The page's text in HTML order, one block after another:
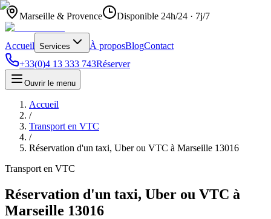
Marseille & Provence Disponible 24h/24 · 7j/7
Accueil Services À proposBlogContact
+33(0)4 13 333 743Réserver
Ouvrir le menu
Accueil
/
Transport en VTC
/
Réservation d'un taxi, Uber ou VTC à Marseille 13016
Transport en VTC
Réservation d'un taxi, Uber ou VTC à
Marseille 13016